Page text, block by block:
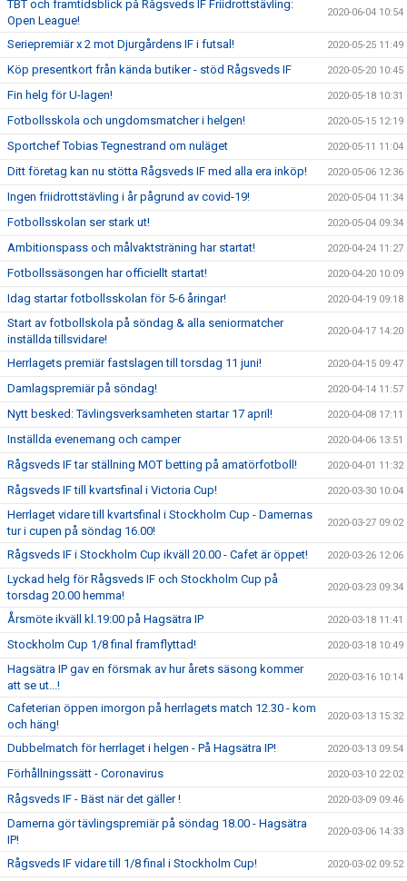
TBT och framtidsblick på Rågsveds IF Friidrottstävling:
Open League!
2020-06-04 10:54
Seriepremiär x 2 mot Djurgårdens IF i futsal! 2020-05-25 11:49
Köp presentkort från kända butiker - stöd Rågsveds IF 2020-05-20 10:45
Fin helg för U-lagen! 2020-05-18 10:31
Fotbollsskola och ungdomsmatcher i helgen! 2020-05-15 12:19
Sportchef Tobias Tegnestrand om nuläget 2020-05-11 11:04
Ditt företag kan nu stötta Rågsveds IF med alla era inköp! 2020-05-06 12:36
Ingen friidrottstävling i år pågrund av covid-19! 2020-05-04 11:34
Fotbollsskolan ser stark ut! 2020-05-04 09:34
Ambitionspass och målvaktsträning har startat! 2020-04-24 11:27
Fotbollssäsongen har officiellt startat! 2020-04-20 10:09
Idag startar fotbollsskolan för 5-6 åringar! 2020-04-19 09:18
Start av fotbollskola på söndag & alla seniormatcher
inställda tillsvidare!
2020-04-17 14:20
Herrlagets premiär fastslagen till torsdag 11 juni! 2020-04-15 09:47
Damlagspremiär på söndag! 2020-04-14 11:57
Nytt besked: Tävlingsverksamheten startar 17 april! 2020-04-08 17:11
Inställda evenemang och camper 2020-04-06 13:51
Rågsveds IF tar ställning MOT betting på amatörfotboll! 2020-04-01 11:32
Rågsveds IF till kvartsfinal i Victoria Cup! 2020-03-30 10:04
Herrlaget vidare till kvartsfinal i Stockholm Cup - Damernas
tur i cupen på söndag 16.00!
2020-03-27 09:02
Rågsveds IF i Stockholm Cup ikväll 20.00 - Cafet är öppet! 2020-03-26 12:06
Lyckad helg för Rågsveds IF och Stockholm Cup på
torsdag 20.00 hemma!
2020-03-23 09:34
Årsmöte ikväll kl.19:00 på Hagsätra IP 2020-03-18 11:41
Stockholm Cup 1/8 final framflyttad! 2020-03-18 10:49
Hagsätra IP gav en försmak av hur årets säsong kommer
att se ut...!
2020-03-16 10:14
Cafeterian öppen imorgon på herrlagets match 12.30 - kom
och häng!
2020-03-13 15:32
Dubbelmatch för herrlaget i helgen - På Hagsätra IP! 2020-03-13 09:54
Förhållningssätt - Coronavirus 2020-03-10 22:02
Rågsveds IF - Bäst när det gäller ! 2020-03-09 09:46
Damerna gör tävlingspremiär på söndag 18.00 - Hagsätra
IP!
2020-03-06 14:33
Rågsveds IF vidare till 1/8 final i Stockholm Cup! 2020-03-02 09:52